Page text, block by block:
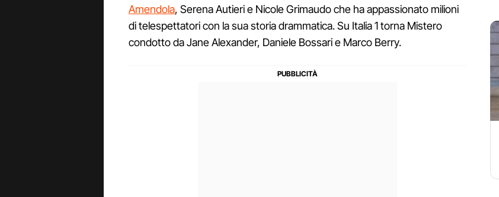
Amendola, Serena Autieri e Nicole Grimaudo che ha appassionato milioni
di telespettatori con la sua storia drammatica. Su Italia 1 torna Mistero
condotto da Jane Alexander, Daniele Bossari e Marco Berry.